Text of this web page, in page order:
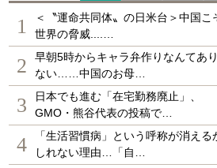
1
＜〝運命共同体〟の日米台＞中国こ
世界の脅威....…
2
早朝5時からキャラ弁作りなんてあ
ない……中国のお母…
3
日本でも進む「在宅勤務廃止」、
GMO・熊谷代表の投稿で…
4
「生活習慣病」という呼称が消える
しれない理由…「自…